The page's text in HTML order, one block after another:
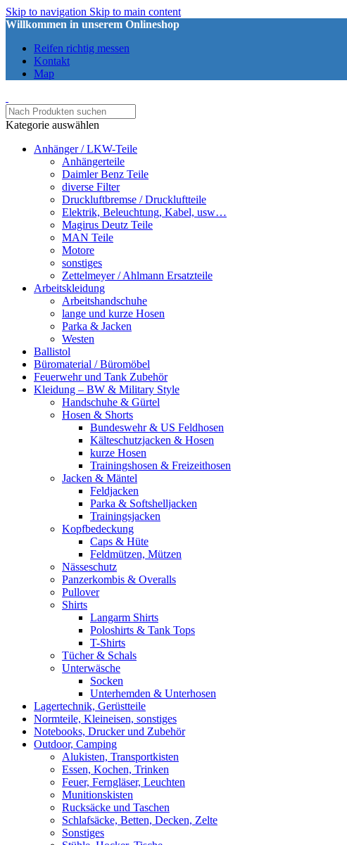
Skip to navigation Skip to main content
Willkommen in unserem Onlineshop
Reifen richtig messen
Kontakt
Map
Kategorie auswählen
Anhänger / LKW-Teile
Anhängerteile
Daimler Benz Teile
diverse Filter
Druckluftbremse / Druckluftteile
Elektrik, Beleuchtung, Kabel, usw…
Magirus Deutz Teile
MAN Teile
Motore
sonstiges
Zettelmeyer / Ahlmann Ersatzteile
Arbeitskleidung
Arbeitshandschuhe
lange und kurze Hosen
Parka & Jacken
Westen
Ballistol
Büromaterial / Büromöbel
Feuerwehr und Tank Zubehör
Kleidung – BW & Military Style
Handschuhe & Gürtel
Hosen & Shorts
Bundeswehr & US Feldhosen
Kälteschutzjacken & Hosen
kurze Hosen
Trainingshosen & Freizeithosen
Jacken & Mäntel
Feldjacken
Parka & Softshelljacken
Trainingsjacken
Kopfbedeckung
Caps & Hüte
Feldmützen, Mützen
Nässeschutz
Panzerkombis & Overalls
Pullover
Shirts
Langarm Shirts
Poloshirts & Tank Tops
T-Shirts
Tücher & Schals
Unterwäsche
Socken
Unterhemden & Unterhosen
Lagertechnik, Gerüstteile
Normteile, Kleineisen, sonstiges
Notebooks, Drucker und Zubehör
Outdoor, Camping
Alukisten, Transportkisten
Essen, Kochen, Trinken
Feuer, Ferngläser, Leuchten
Munitionskisten
Rucksäcke und Taschen
Schlafsäcke, Betten, Decken, Zelte
Sonstiges